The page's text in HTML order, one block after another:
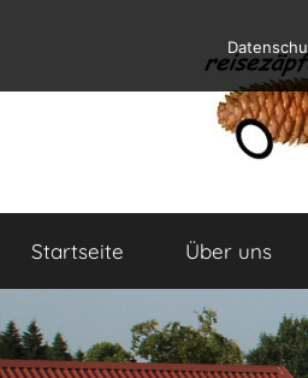
springen
und
Leben
Wohnmobil
Startseite Über uns